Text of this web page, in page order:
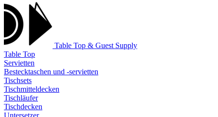
Table Top & Guest Supply
Table Top
Servietten
Bestecktaschen und -servietten
Tischsets
Tischmitteldecken
Tischläufer
Tischdecken